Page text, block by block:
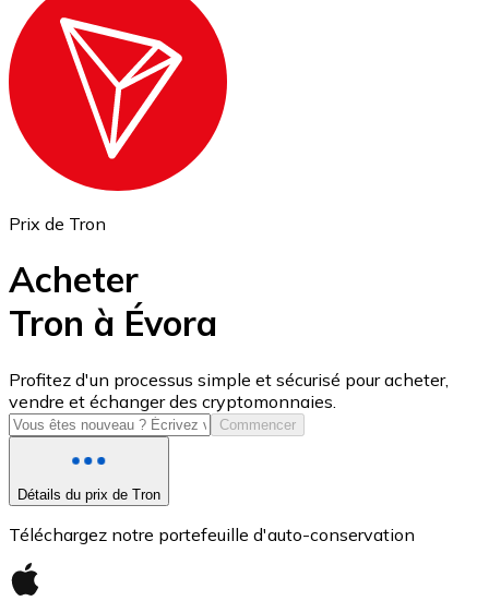
Ethereum
ETH
USD Coin
USDC
Prix de Tron
Acheter
Tron à Évora
Profitez d'un processus simple et sécurisé pour acheter,
vendre et échanger des cryptomonnaies.
Commencer
Détails du prix de Tron
Téléchargez notre portefeuille d'auto-conservation